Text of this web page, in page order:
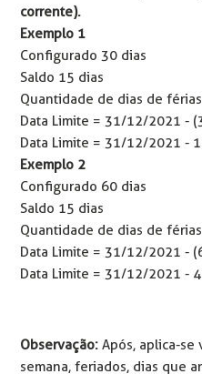
corrente).
Exemplo 1
Configurado 30 dias
Saldo 15 dias
Quantidade de dias de
Data Limite = 31/12/2021 -
Data Limite = 31/12/2021 -
Exemplo 2
Configurado 60 dias
Saldo 15 dias
Quantidade de dias de
Data Limite = 31/12/2021 -
Data Limite = 31/12/2021 -
Observação: Após, aplica-
semana, feriados, dias que